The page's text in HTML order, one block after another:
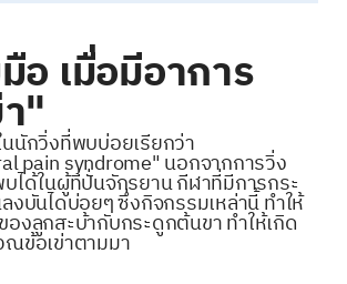
อ เมื่อมีอาการ
"
นนักวิ่งที่พบบ่อยเรียกว่า
pain syndrome" นอกจากการวิ่ง
ได้ในผู้ที่ปั่นจักรยาน กีฬาที่มีการกระ
งบันไดบ่อยๆ ซึ่งกิจกรรมเหล่านี้ ทำให้
องลูกสะบ้ากับกระดูกต้นขา ทำให้เกิด
ณข้อเข่าตามมา